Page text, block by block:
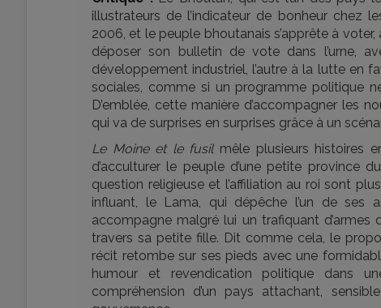
illustrateurs de l’indicateur de bonheur chez
2006, et le peuple bhoutanais s’apprête à
déposer son bulletin de vote dans l’urne,
développement industriel, l’autre à la lutte en
sociales, comme si un programme politique
D’emblée, cette manière d’accompagner les
qui va de surprises en surprises grâce à un
Le Moine et le fusilmêle plusieurs histoires
d’acculturer le peuple d’une petite province
question religieuse et l’affiliation au roi sont
influant, le Lama, qui dépêche l’un de ses
accompagne malgré lui un trafiquant
travers sa petite fille. Dit comme cela, le
récit retombe sur ses pieds avec une
humour et revendication politique dans
compréhension d’un pays attachant,